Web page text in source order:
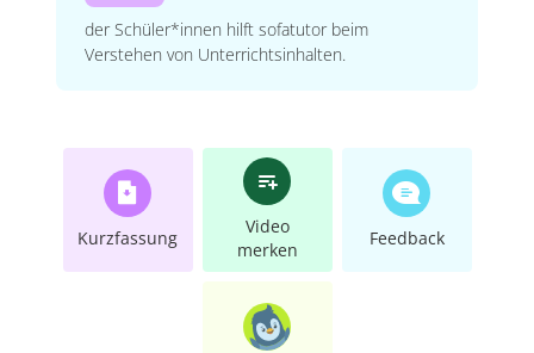
der Schüler*innen hilft sofatutor beim
Verstehen von Unterrichtsinhalten.
Kurzfassung
Video
merken
Feedback